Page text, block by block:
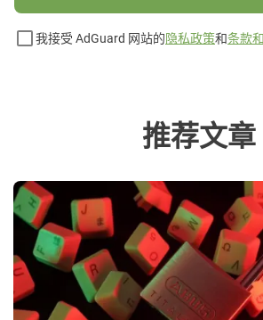
我接受 AdGuard 网站的隐私政策和条款
推荐文章